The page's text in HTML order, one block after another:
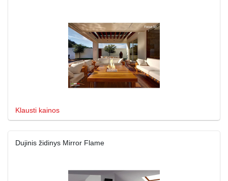
Klausti kainos
Dujinis židinys Mirror Flame